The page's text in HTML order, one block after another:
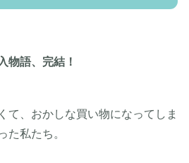
物語、完結！
て、おかしな買い物になってしま
た私たち。